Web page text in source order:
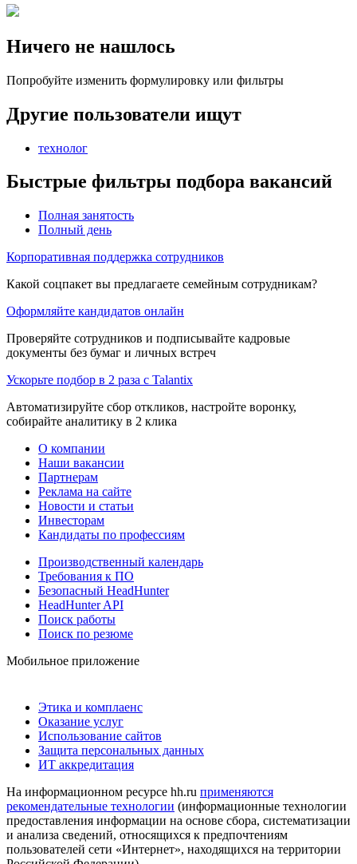
Ничего не нашлось
Попробуйте изменить формулировку или фильтры
Другие пользователи ищут
технолог
Быстрые фильтры подбора вакансий
Полная занятость
Полный день
Корпоративная поддержка сотрудников
Какой соцпакет вы предлагаете семейным сотрудникам?
Оформляйте кандидатов онлайн
Проверяйте сотрудников и подписывайте кадровые
документы без бумаг и личных встреч
Ускорьте подбор в 2 раза с Talantix
Автоматизируйте сбор откликов, настройте воронку,
собирайте аналитику в 2 клика
О компании
Наши вакансии
Партнерам
Реклама на сайте
Новости и статьи
Инвесторам
Кандидаты по профессиям
Производственный календарь
Требования к ПО
Безопасный HeadHunter
HeadHunter API
Поиск работы
Поиск по резюме
Мобильное приложение
Этика и комплаенс
Оказание услуг
Использование сайтов
Защита персональных данных
ИТ аккредитация
На информационном ресурсе hh.ru применяются
рекомендательные технологии (информационные технологии
предоставления информации на основе сбора, систематизации
и анализа сведений, относящихся к предпочтениям
пользователей сети «Интернет», находящихся на территории